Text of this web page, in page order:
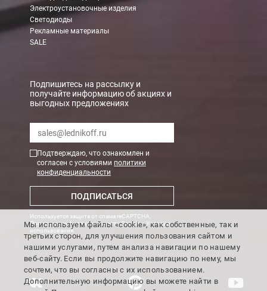
Электроустановочные изделия
Светодиоды
Рекламные материалы
SALE
Подпишитесь на рассылку и
получайте информацию об акциях и
выгодных предложениях
Подтверждаю, что ознакомлен и
согласен с условиями политики
конфиденциальности
ПОДПИСАТЬСЯ
Используется защита от спама reCAPTCHA,
Политика конфиденциальности GoogleиУсловия
использования
Мы используем файлы «cookie», как собственные, так и
третьих сторон, для улучшения пользования сайтом и
нашими услугами, путем анализа навигации по нашему
веб-сайту. Если вы продолжите навигацию по нему, мы
сочтем, что вы согласны с их использованием.
Дополнительную информацию вы можете найти в